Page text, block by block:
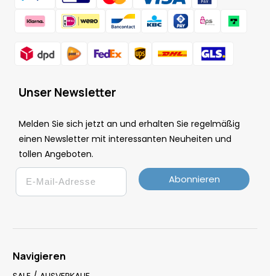
Unser Newsletter
Melden Sie sich jetzt an und erhalten Sie regelmäßig
einen Newsletter mit interessanten Neuheiten und
tollen Angeboten.
Email
Abonnieren
Navigieren